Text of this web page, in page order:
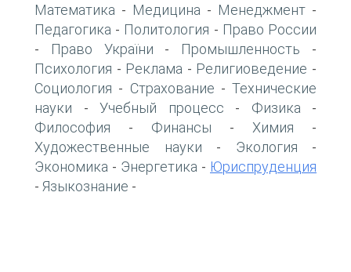
Математика - Медицина - Менеджмент -
Педагогика - Политология - Право России
- Право України - Промышленность -
Психология - Реклама - Религиоведение -
Социология - Страхование - Технические
науки - Учебный процесс - Физика -
Философия - Финансы - Химия -
Художественные науки - Экология -
Экономика - Энергетика - Юриспруденция
- Языкознание -